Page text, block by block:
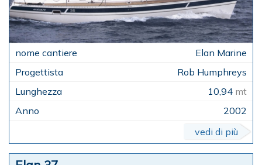
Elan Marine
Rob Humphreys
10,94 mt
2002
vedi di più